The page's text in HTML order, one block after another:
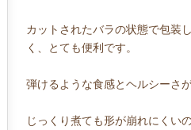
カットされたバラの状態で包装
く、とても便利です。
弾けるような食感とヘルシーさ
じっくり煮ても形が崩れにくい